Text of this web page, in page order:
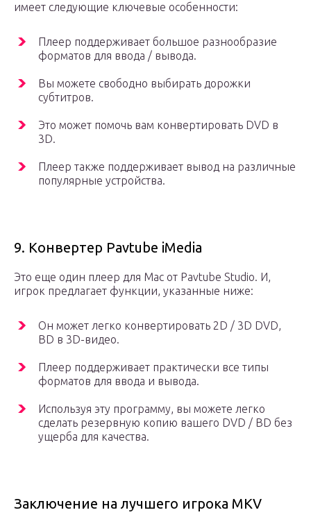
имеет следующие ключевые особенности:
Плеер поддерживает большое разнообразие
форматов для ввода / вывода.
Вы можете свободно выбирать дорожки
субтитров.
Это может помочь вам конвертировать DVD в
3D.
Плеер также поддерживает вывод на различные
популярные устройства.
9. Конвертер Pavtube iMedia
Это еще один плеер для Mac от Pavtube Studio. И,
игрок предлагает функции, указанные ниже:
Он может легко конвертировать 2D / 3D DVD,
BD в 3D-видео.
Плеер поддерживает практически все типы
форматов для ввода и вывода.
Используя эту программу, вы можете легко
сделать резервную копию вашего DVD / BD без
ущерба для качества.
Заключение на лучшего игрока MKV